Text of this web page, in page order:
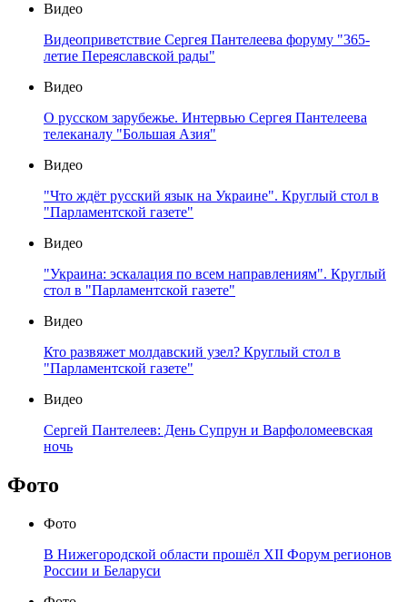
Видео
Видеоприветствие Сергея Пантелеева форуму "365-
летие Переяславской рады"
Видео
О русском зарубежье. Интервью Сергея Пантелеева
телеканалу "Большая Азия"
Видео
"Что ждёт русский язык на Украине". Круглый стол в
"Парламентской газете"
Видео
"Украина: эскалация по всем направлениям". Круглый
стол в "Парламентской газете"
Видео
Кто развяжет молдавский узел? Круглый стол в
"Парламентской газете"
Видео
Сергей Пантелеев: День Супрун и Варфоломеевская
ночь
Фото
Фото
В Нижегородской области прошёл XII Форум регионов
России и Беларуси